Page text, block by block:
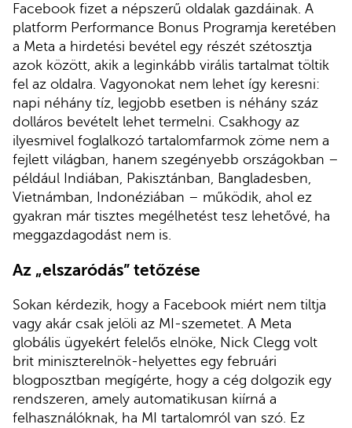
Facebook fizet a népszerű oldalak gazdáinak. A
platform Performance Bonus Programja keretében
a Meta a hirdetési bevétel egy részét szétosztja
azok között, akik a leginkább virális tartalmat töltik
fel az oldalra. Vagyonokat nem lehet így keresni:
napi néhány tíz, legjobb esetben is néhány száz
dolláros bevételt lehet termelni. Csakhogy az
ilyesmivel foglalkozó tartalomfarmok zöme nem a
fejlett világban, hanem szegényebb országokban –
például Indiában, Pakisztánban, Bangladesben,
Vietnámban, Indonéziában – működik, ahol ez
gyakran már tisztes megélhetést tesz lehetővé, ha
meggazdagodást nem is.
Az „elszaródás” tetőzése
Sokan kérdezik, hogy a Facebook miért nem tiltja
vagy akár csak jelöli az MI-szemetet. A Meta
globális ügyekért felelős elnöke, Nick Clegg volt
brit miniszterelnök-helyettes egy februári
blogposztban megígérte, hogy a cég dolgozik egy
rendszeren, amely automatikusan kiírná a
felhasználóknak, ha MI tartalomról van szó. Ez